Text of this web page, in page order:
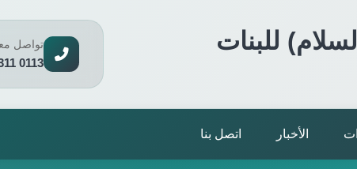
للبنات تواصل
0113
الأخبار اتصل بنا